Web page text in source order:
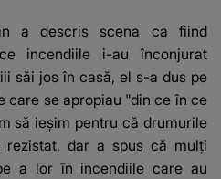
a descris scena ca fiind
incendiile i-au înconjurat
săi jos în casă, el s-a dus pe
care se apropiau "din ce în ce
să ieșim pentru că drumurile
rezistat, dar a spus că mulți
a lor în incendiile care au